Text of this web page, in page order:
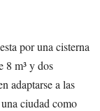
por una cisterna
8 m³ y dos
adaptarse a las
ciudad como